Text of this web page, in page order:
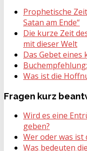
Prophetische
Satan am Ende“
Die kurze Zeit
mit dieser Welt
Das Gebet
Was ist die
Fragen kurz
Wird es eine
geben?
Wer oder was ist
Was bedeuten